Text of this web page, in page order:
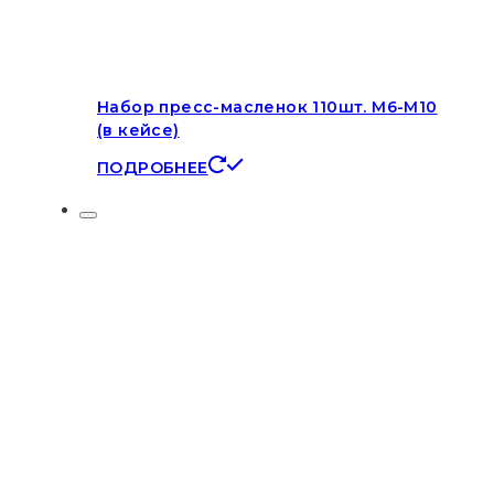
Набор пресс-масленок 110шт. M6-M10
(в кейсе)
ПОДРОБНЕЕ